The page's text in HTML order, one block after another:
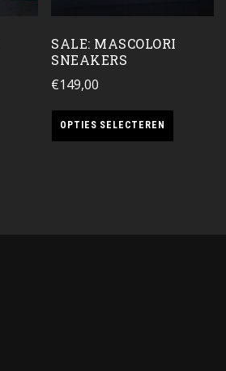
SALE: MASCOLORI
SNEAKERS
€149,00
OPTIES SELECTEREN